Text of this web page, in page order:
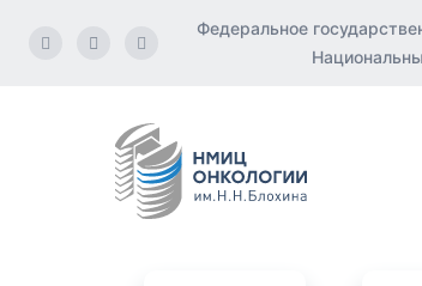
Федеральное